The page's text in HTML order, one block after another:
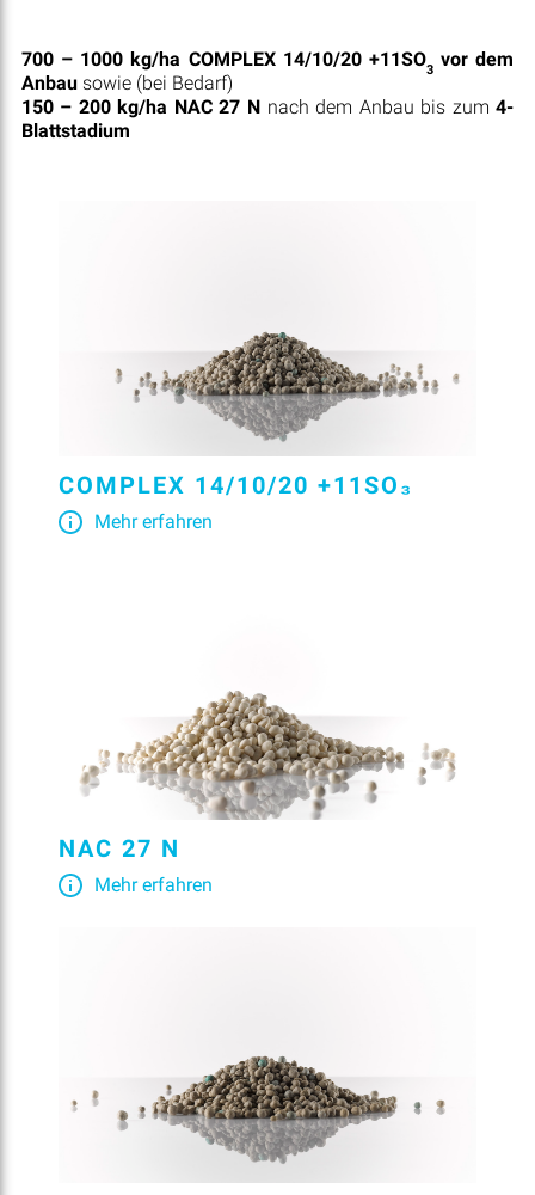
700 – 1000 kg/ha COMPLEX 14/10/20 +11SO3 vor dem
Anbausowie (bei Bedarf)
150 – 200 kg/ha NAC 27 N nach dem Anbau bis zum4-
Blattstadium
COMPLEX 14/10/20 +11SO₃
Mehr erfahren
NAC 27 N
Mehr erfahren